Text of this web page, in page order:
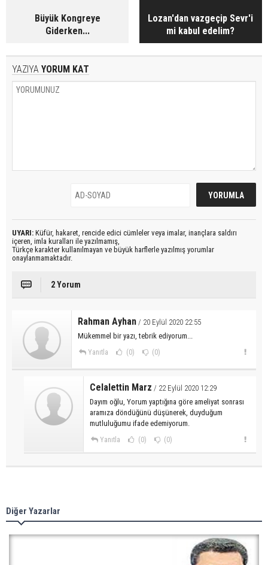
Büyük Kongreye
Giderken...
Lozan'dan vazgeçip Sevr'i
mi kabul edelim?
YAZIYA YORUM KAT
UYARI: Küfür, hakaret, rencide edici cümleler veya imalar, inançlara saldırı
içeren, imla kuralları ile yazılmamış,
Türkçe karakter kullanılmayan ve büyük harflerle yazılmış yorumlar
onaylanmamaktadır.
2 Yorum
Rahman Ayhan / 20 Eylül 2020 22:55
Mükemmel bir yazı, tebrik ediyorum...
Yanıtla (0) (0)
Celalettin Marz / 22 Eylül 2020 12:29
Dayım oğlu, Yorum yaptığına göre ameliyat sonrası
aramıza döndüğünü düşünerek, duyduğum
mutluluğumu ifade edemiyorum.
Yanıtla (0) (0)
Diğer Yazarlar